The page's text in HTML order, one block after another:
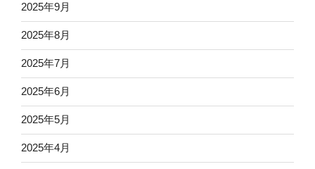
2025年9月
2025年8月
2025年7月
2025年6月
2025年5月
2025年4月